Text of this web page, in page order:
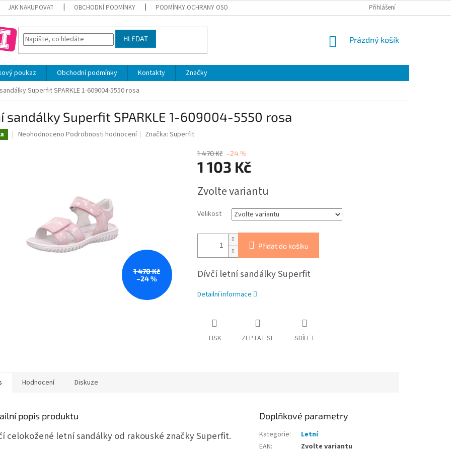
JAK NAKUPOVAT OBCHODNÍ PODMÍNKY PODMÍNKY OCHRANY OSOBNÍCH ÚDAJŮ VÝMĚNA A VRÁCENÍ ZBOŽÍ
Přihlášení
HLEDAT
NÁKUPNÍ
Prázdný košík
poukaz Obchodní podmínky Kontakty
Značky
Superfit SPARKLE 1-609004-5550 rosa
sandálky Superfit SPARKLE 1-609004-5550 rosa
Průměrné
Neohodnoceno Podrobnosti hodnocení Značka:Superfit
1 470 Kč
–24 %
1 470 Kč –24 %
1 103 Kč
cena:
Zvolte variantu
Velikost
Přidat do košíku
Dívčí letní sandálky Superfit
Detailní informace
TISK ZEPTAT SE SDÍLET
Hodnocení Diskuze
popis produktu
celokožené letní sandálky od rakouské značky Superfit.
Doplňkové parametry
Kategorie:
Letní
EAN:
Zvolte variantu